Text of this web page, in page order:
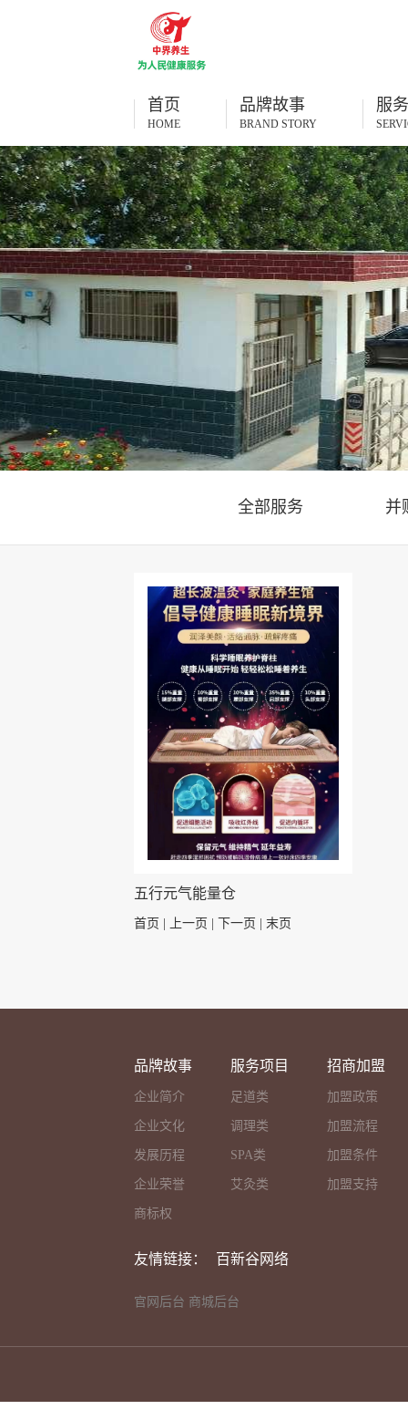
首页
HOME
品牌故事
BRAND STORY
服
全部服务 并
五行元气能量仓
首页 | 上一页 | 下一页 末页
品牌故事
企业简介
企业文化
发展历程
企业荣誉
商标权
服务项目
足道类
调理类
SPA类
艾灸类
招商加盟
加盟政策
加盟流程
加盟条件
加盟支持
友情链接： 百新谷网络
官网后台 商城后台